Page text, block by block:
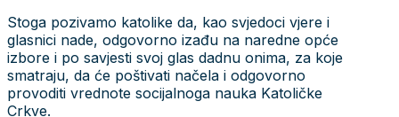
Stoga pozivamo katolike da, kao svjedoci vjere i
glasnici nade, odgovorno izađu na naredne opće
izbore i po savjesti svoj glas dadnu onima, za koje
smatraju, da će poštivati načela i odgovorno
provoditi vrednote socijalnoga nauka Katoličke
Crkve.